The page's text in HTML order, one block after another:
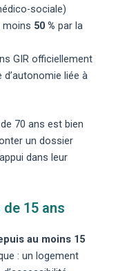
sociale)
moins 50 % par la
GIR officiellement
liée à
70 ans est bien
un dossier
dans leur
15 ans
au moins 15
: un logement